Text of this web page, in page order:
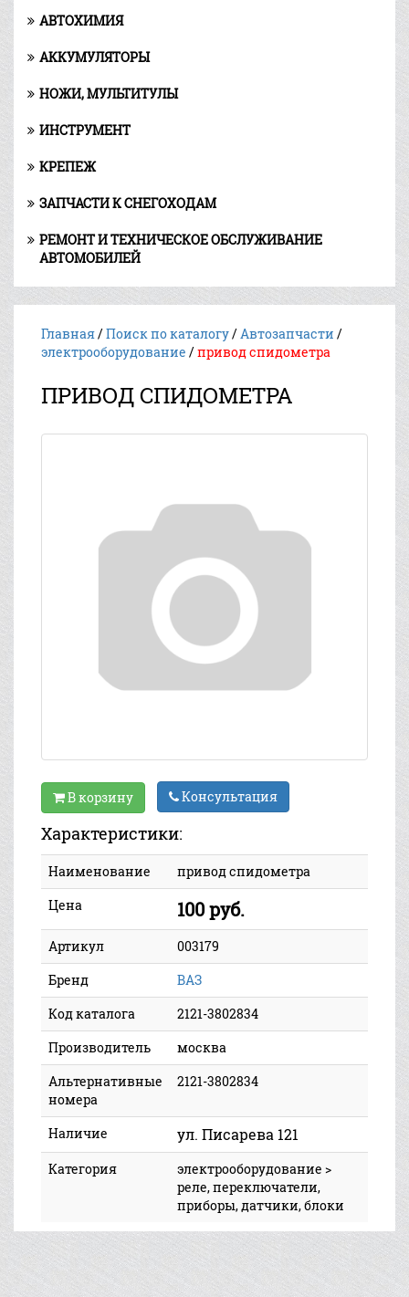
АВТОХИМИЯ
АККУМУЛЯТОРЫ
НОЖИ, МУЛЬТИТУЛЫ
ИНСТРУМЕНТ
КРЕПЕЖ
ЗАПЧАСТИ К СНЕГОХОДАМ
РЕМОНТ И ТЕХНИЧЕСКОЕ ОБСЛУЖИВАНИЕ
АВТОМОБИЛЕЙ
Главная/Поиск по каталогу/Автозапчасти /
электрооборудование /привод спидометра
ПРИВОД СПИДОМЕТРА
В корзину Консультация
Характеристики:
Наименование
привод спидометра
Цена
100 руб.
Артикул
003179
Бренд
ВАЗ
Код каталога
2121-3802834
Производитель
москва
Альтернативные
номера
2121-3802834
Наличие ул. Писарева 121
Категория
электрооборудование >
реле, переключатели,
приборы, датчики, блоки